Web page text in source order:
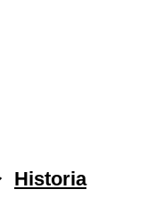
Historia